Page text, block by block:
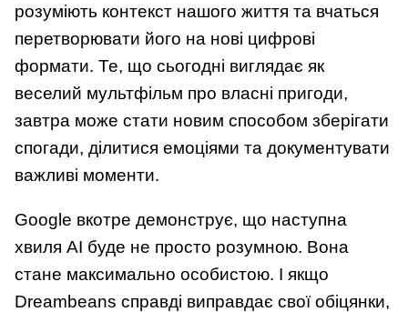
розуміють контекст нашого життя та вчаться
перетворювати його на нові цифрові
формати. Те, що сьогодні виглядає як
веселий мультфільм про власні пригоди,
завтра може стати новим способом зберігати
спогади, ділитися емоціями та документувати
важливі моменти.
Google вкотре демонструє, що наступна
хвиля AI буде не просто розумною. Вона
стане максимально особистою. І якщо
Dreambeans справді виправдає свої обіцянки,